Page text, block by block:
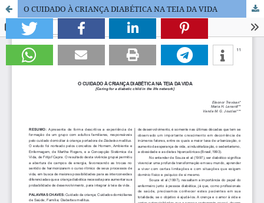
O CUIDADO À CRIANÇA DIABÉTICA NA TEIA DA VIDA